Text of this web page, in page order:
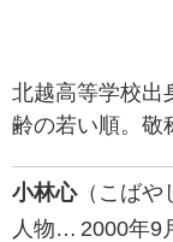
北越高等学校出
齢の若い順。敬
小林心（こばや
人物… 2000年9